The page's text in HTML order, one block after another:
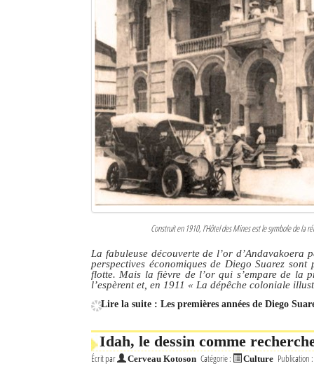
Construit en 1910, l’Hôtel des Mines est le symbole de la
La fabuleuse découverte de l’or
perspectives économiques de Diego Suarez
flotte. Mais la fièvre de l’or qui s’empare de la
l’espèrent et, en 1911 « La dépêche coloniale
Lire la suite : Les premières années de Diego
Idah, le dessin comme
Écrit par Cerveau Kotoson Catégorie : Culture Publication :